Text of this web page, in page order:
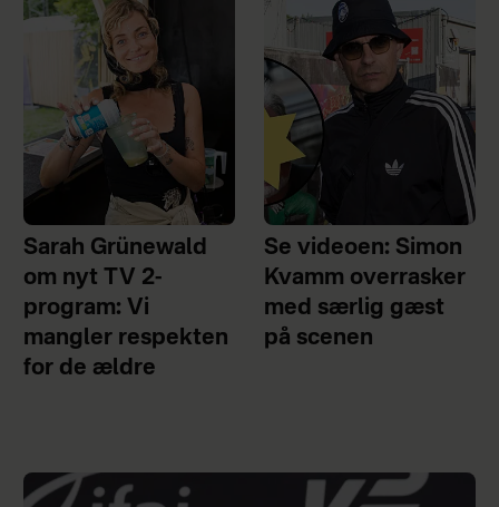
Sarah Grünewald
om nyt TV 2-
program: Vi
mangler respekten
for de ældre
Se videoen: Simon
Kvamm overrasker
med særlig gæst
på scenen